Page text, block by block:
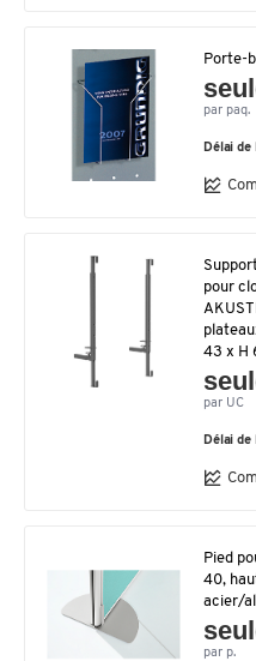
Porte-
par paq.
Délai
pour
43 x H
par UC
Délai
Pied
40,
acier/
par p.